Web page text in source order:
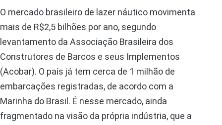
O mercado brasileiro de lazer náutico movimenta
mais de R$2,5 bilhões por ano, segundo
levantamento da Associação Brasileira dos
Construtores de Barcos e seus Implementos
(Acobar). O país já tem cerca de 1 milhão de
embarcações registradas, de acordo com a
Marinha do Brasil. É nesse mercado, ainda
fragmentado na visão da própria indústria, que a